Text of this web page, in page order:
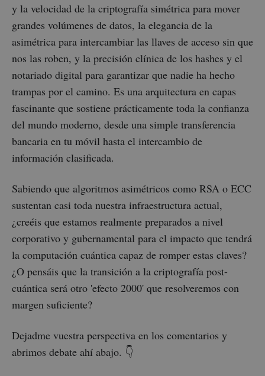
y la velocidad de la criptografía simétrica para mover
grandes volúmenes de datos, la elegancia de la
asimétrica para intercambiar las llaves de acceso sin que
nos las roben, y la precisión clínica de los hashes y el
notariado digital para garantizar que nadie ha hecho
trampas por el camino. Es una arquitectura en capas
fascinante que sostiene prácticamente toda la confianza
del mundo moderno, desde una simple transferencia
bancaria en tu móvil hasta el intercambio de
información clasificada.
Sabiendo que algoritmos asimétricos como RSA o ECC
sustentan casi toda nuestra infraestructura actual,
¿creéis que estamos realmente preparados a nivel
corporativo y gubernamental para el impacto que tendrá
la computación cuántica capaz de romper estas claves?
¿O pensáis que la transición a la criptografía post-
cuántica será otro 'efecto 2000' que resolveremos con
margen suficiente?
Dejadme vuestra perspectiva en los comentarios y
abrimos debate ahí abajo. 👇